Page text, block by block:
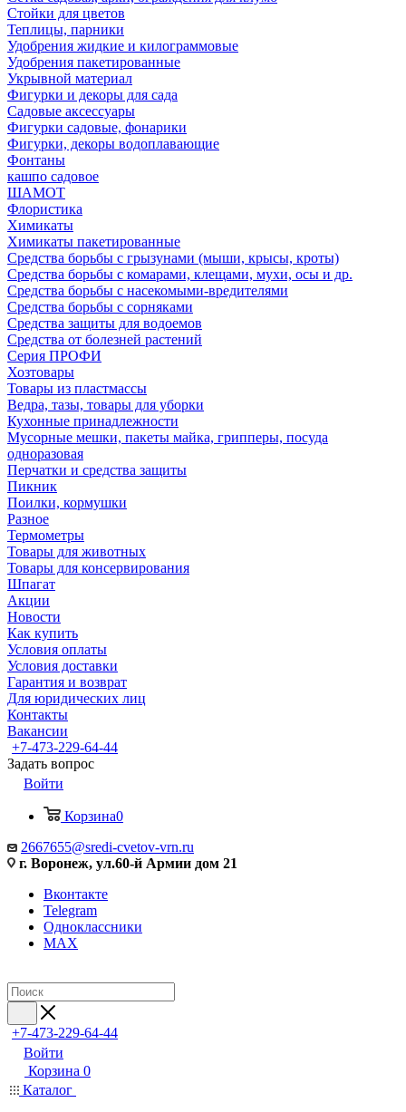
Стойки для цветов
Теплицы, парники
Удобрения жидкие и килограммовые
Удобрения пакетированные
Укрывной материал
Фигурки и декоры для сада
Садовые аксессуары
Фигурки садовые, фонарики
Фигурки, декоры водоплавающие
Фонтаны
кашпо садовое
ШАМОТ
Флористика
Химикаты
Химикаты пакетированные
Средства борьбы с грызунами (мыши, крысы, кроты)
Средства борьбы с комарами, клещами, мухи, осы и др.
Средства борьбы с насекомыми-вредителями
Средства борьбы с сорняками
Средства защиты для водоемов
Средства от болезней растений
Серия ПРОФИ
Хозтовары
Товары из пластмассы
Ведра, тазы, товары для уборки
Кухонные принадлежности
Мусорные мешки, пакеты майка, грипперы, посуда
одноразовая
Перчатки и средства защиты
Пикник
Поилки, кормушки
Разное
Термометры
Товары для животных
Товары для консервирования
Шпагат
Акции
Новости
Как купить
Условия оплаты
Условия доставки
Гарантия и возврат
Для юридических лиц
Контакты
Вакансии
+7-473-229-64-44
Задать вопрос
Войти
Корзина0
2667655@sredi-cvetov-vrn.ru
г. Воронеж, ул.60-й Армии дом 21
Вконтакте
Telegram
Одноклассники
MAX
+7-473-229-64-44
Войти
Корзина 0
Каталог